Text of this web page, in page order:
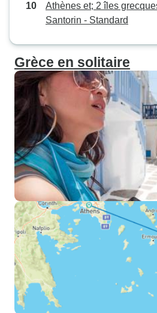
Athènes et; 2 îles
Santorin - Standard
Grèce en solitaire